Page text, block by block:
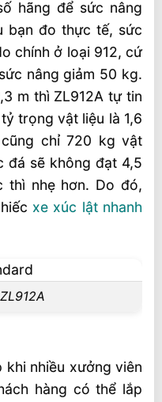
hãng để sức nâng
bạn đo thực tế, sức
chính ở loại 912, cứ
nâng giảm 50 kg.
m thì ZL912A tự tin
trọng vật liệu là 1,6
chỉ 720 kg vật
đá sẽ không đạt 4,5
thì nhẹ hơn. Do đó,
xe xúc lậtnhanh
khi nhiều xưởng viên
hàng có thể lắp